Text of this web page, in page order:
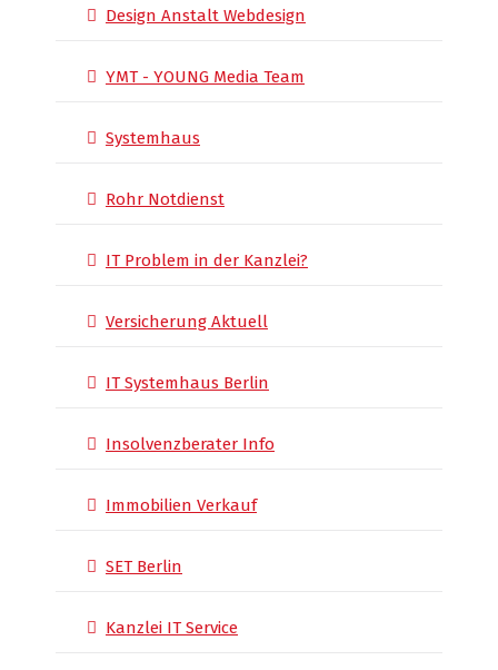
Design Anstalt Webdesign
YMT - YOUNG Media Team
Systemhaus
Rohr Notdienst
IT Problem in der Kanzlei?
Versicherung Aktuell
IT Systemhaus Berlin
Insolvenzberater Info
Immobilien Verkauf
SET Berlin
Kanzlei IT Service